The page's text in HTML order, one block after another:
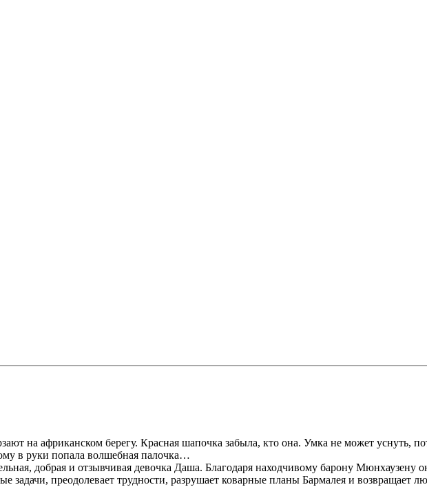
на африканском берегу. Красная шапочка забыла, кто она. Умка не может уснуть,
в руки попала волшебная палочка…
добрая и отзывчивая девочка Даша. Благодаря находчивому барону Мюнхаузену
преодолевает трудности, разрушает коварные планы Бармалея и возвращает